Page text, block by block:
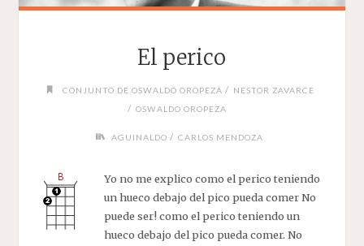
El perico
CONJUNTO DE OSWALDO OROPEZA / NESTOR ZAVARCE
/ OSWALDO OROPEZA
AGUINALDO / CARLOS MENDOZA
Yo no me explico como el perico teniendo
un hueco debajo del pico pueda comer No
puede ser! como el perico teniendo un
hueco debajo del pico pueda comer. No